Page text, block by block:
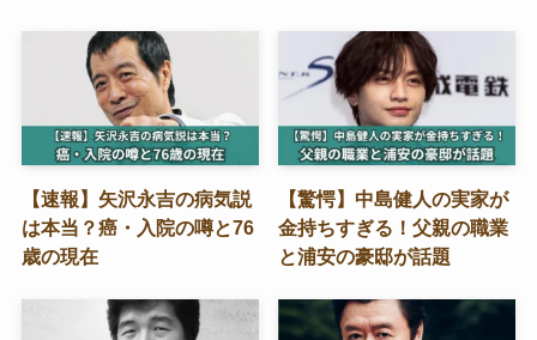
【速報】矢沢永吉の病気説
は本当？癌・入院の噂と76
歳の現在
【驚愕】中島健人の実家が
金持ちすぎる！父親の職業
と浦安の豪邸が話題